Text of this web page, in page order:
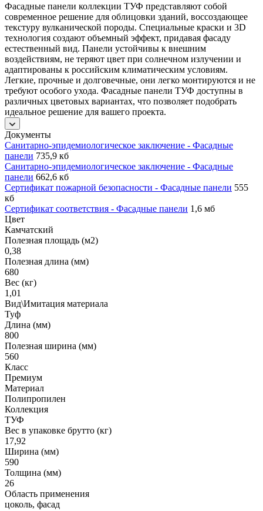
Фасадные панели коллекции ТУФ представляют собой
современное решение для облицовки зданий, воссоздающее
текстуру вулканической породы. Специальные краски и 3D
технология создают объемный эффект, придавая фасаду
естественный вид. Панели устойчивы к внешним
воздействиям, не теряют цвет при солнечном излучении и
адаптированы к российским климатическим условиям.
Легкие, прочные и долговечные, они легко монтируются и не
требуют особого ухода. Фасадные панели ТУФ доступны в
различных цветовых вариантах, что позволяет подобрать
идеальное решение для вашего проекта.
Документы
Санитарно-эпидемиологическое заключение - Фасадные
панели 735,9 кб
Санитарно-эпидемиологическое заключение - Фасадные
панели 662,6 кб
Сертификат пожарной безопасности - Фасадные панели 555
кб
Сертификат соответствия - Фасадные панели 1,6 мб
Цвет
Камчатский
Полезная площадь (м2)
0,38
Полезная длина (мм)
680
Вес (кг)
1,01
Вид\Имитация материала
Туф
Длина (мм)
800
Полезная ширина (мм)
560
Класс
Премиум
Материал
Полипропилен
Коллекция
ТУФ
Вес в упаковке брутто (кг)
17,92
Ширина (мм)
590
Толщина (мм)
26
Область применения
цоколь, фасад